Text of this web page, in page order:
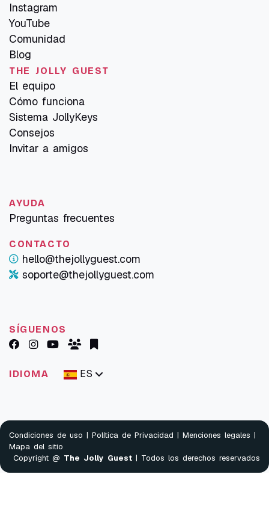
Instagram
YouTube
Comunidad
Blog
THE JOLLY GUEST
El equipo
Cómo funciona
Sistema JollyKeys
Consejos
Invitar a amigos
AYUDA
Preguntas frecuentes
CONTACTO
hello@thejollyguest.com
soporte@thejollyguest.com
SÍGUENOS
IDIOMA ES
Condiciones de uso | Política de Privacidad | Menciones legales |
Mapa del sitio
Copyright @ The Jolly Guest | Todos los derechos reservados